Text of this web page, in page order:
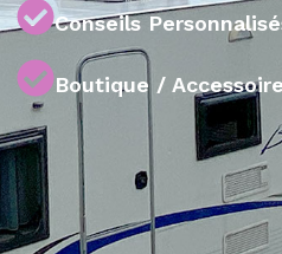
Conseils
Boutique /